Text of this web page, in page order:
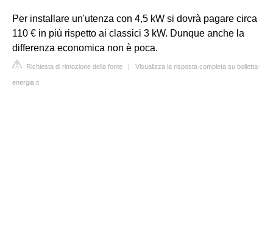
Per installare un'utenza con 4,5 kW si dovrà pagare circa
110 € in più rispetto ai classici 3 kW. Dunque anche la
differenza economica non è poca.
Richiesta di rimozione della fonte | Visualizza la risposta completa su bolletta-
energia.it